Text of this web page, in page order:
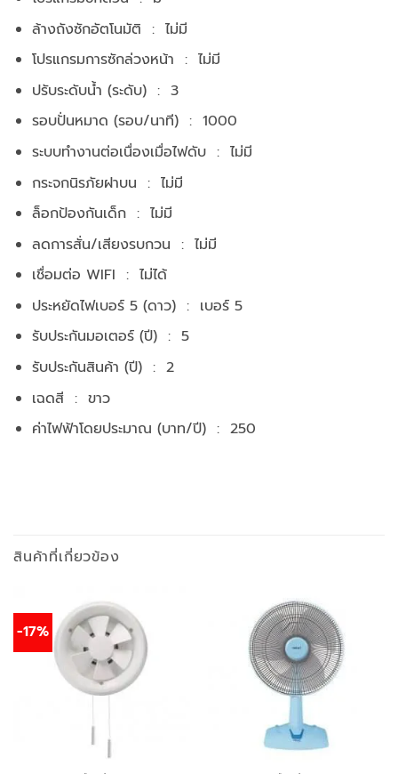
ล้างถังซักอัตโนมัติ : ไม่มี
โปรแกรมการซักล่วงหน้า : ไม่มี
ปรับระดับน้ำ (ระดับ) : 3
รอบปั่นหมาด (รอบ/นาที) : 1000
ระบบทำงานต่อเนื่องเมื่อไฟดับ : ไม่มี
กระจกนิรภัยฝาบน : ไม่มี
ล็อกป้องกันเด็ก : ไม่มี
ลดการสั่น/เสียงรบกวน : ไม่มี
เชื่อมต่อ WIFI : ไม่ได้
ประหยัดไฟเบอร์ 5 (ดาว) : เบอร์ 5
รับประกันมอเตอร์ (ปี) : 5
รับประกันสินค้า (ปี) : 2
เฉดสี : ขาว
ค่าไฟฟ้าโดยประมาณ (บาท/ปี) : 250
สินค้าที่เกี่ยวข้อง
-17%